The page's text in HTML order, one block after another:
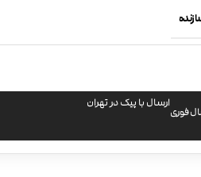
فوری
ارسال با پیک در تهران